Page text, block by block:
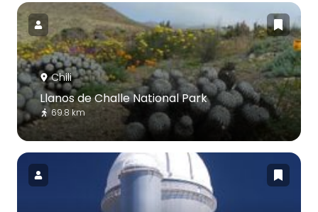
Chili
Llanos de Challe National Park
69.8 km